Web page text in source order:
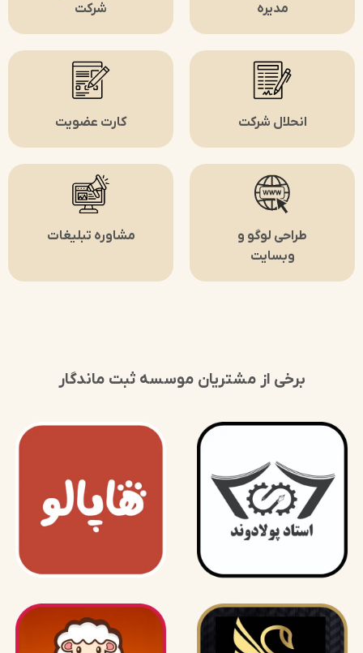
مدیره
شرکت
انحلال شرکت کارت عضویت
طراحی لوگو و
وبسایت
مشاوره تبلیغات
برخی از مشتریان موسسه ثبت ماندگار